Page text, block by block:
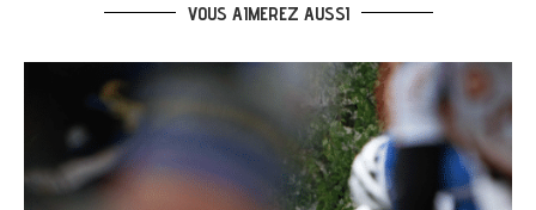
VOUS AIMEREZ AUSSI